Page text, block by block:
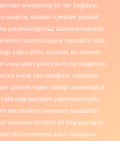
onaylanmış bir Yer Sağlayıcı
nedenle, sitedeki içerikleri proaktif
yükümlülüğümüz bulunmamaktadır.
sorumluluğunu taşımakta olup,
kabul etmiş sayılırlar. Bu internet
veya şahıs şirketi ile hiçbir bağlantısı
kendi hazırladığımız makaleler
içerikler haber niteliği taşımamakta
paylaşım yapılmamaktadır.
benzerlikleri tamamen tesadüfidir.
tamamen ücretsiz bir bilgi paylaşım
düzenlemelere aykırı olduğunu